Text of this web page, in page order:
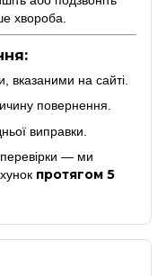
хвороба.
вказаними на сайті.
повернення.
виправки.
перевірки — ми
протягом 5